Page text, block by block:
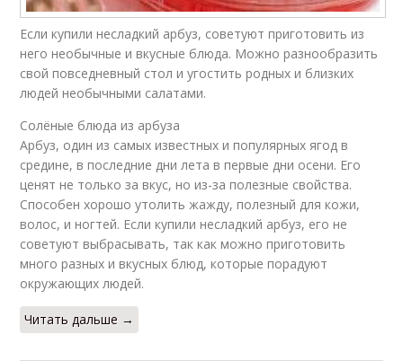
Если купили несладкий арбуз, советуют приготовить из
него необычные и вкусные блюда. Можно разнообразить
свой повседневный стол и угостить родных и близких
людей необычными салатами.
Солёные блюда из арбуза
Арбуз, один из самых известных и популярных ягод в
средине, в последние дни лета в первые дни осени. Его
ценят не только за вкус, но из-за полезные свойства.
Способен хорошо утолить жажду, полезный для кожи,
волос, и ногтей. Если купили несладкий арбуз, его не
советуют выбрасывать, так как можно приготовить
много разных и вкусных блюд, которые порадуют
окружающих людей.
Читать дальше →